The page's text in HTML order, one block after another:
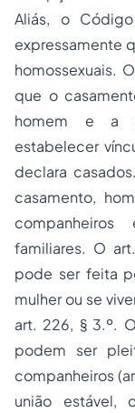
Aliás, o
expressamente
homossexuais.
que o
homem
e a
estabelecer
declara
casamento,
familiares. O
pode ser feita
mulherou se
art. 226, § 3.º.
podem ser
companheiros
união